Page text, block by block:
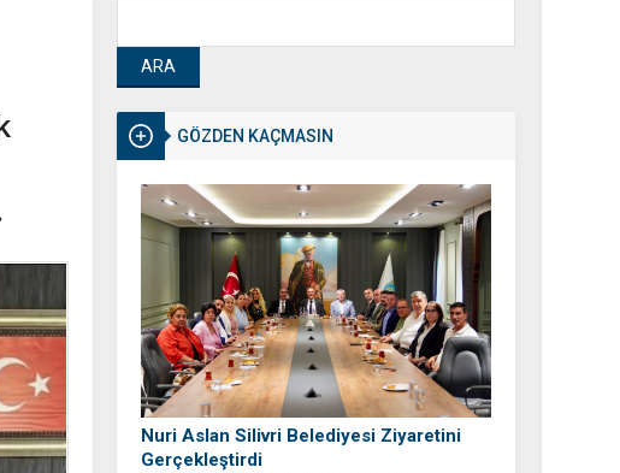
GÖZDEN KAÇMASIN
Nuri Aslan Silivri Belediyesi Ziyaretini
Gerçekleştirdi